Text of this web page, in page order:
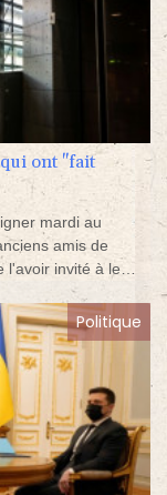
qui ont "fait
mardi au
amis de
invité à leur
Politique